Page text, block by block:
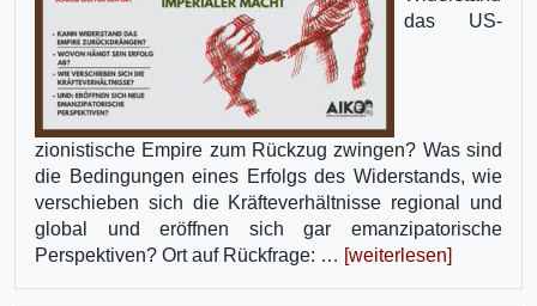
das US-
zionistische Empire zum Rückzug zwingen? Was sind
die Bedingungen eines Erfolgs des Widerstands, wie
verschieben sich die Kräfteverhältnisse regional und
global und eröffnen sich gar emanzipatorische
Perspektiven? Ort auf Rückfrage: … [weiterlesen]